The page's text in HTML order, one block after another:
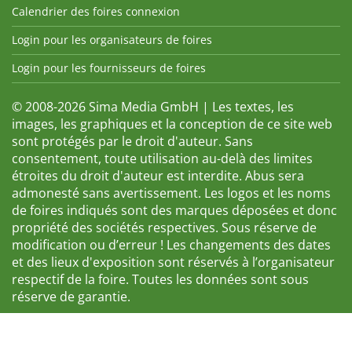
Calendrier des foires connexion
Login pour les organisateurs de foires
Login pour les fournisseurs de foires
© 2008-2026 Sima Media GmbH | Les textes, les
images, les graphiques et la conception de ce site web
sont protégés par le droit d'auteur. Sans
consentement, toute utilisation au-delà des limites
étroites du droit d'auteur est interdite. Abus sera
admonesté sans avertissement. Les logos et les noms
de foires indiqués sont des marques déposées et donc
propriété des sociétés respectives. Sous réserve de
modification ou d’erreur ! Les changements des dates
et des lieux d'exposition sont réservés à l’organisateur
respectif de la foire. Toutes les données sont sous
réserve de garantie.